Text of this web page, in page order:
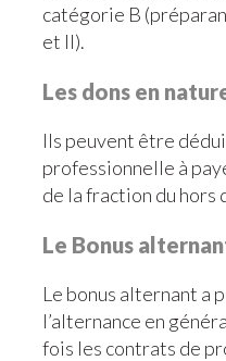
catégorie B
et II).
Les dons en
Ils peuvent être
professionnelle à
de la fraction du hors
Le Bonus
Le bonus alternant a
l’alternance en
fois les contrats de